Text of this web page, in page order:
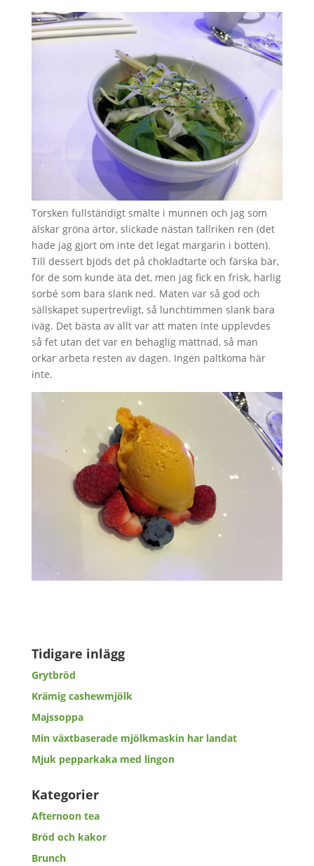
Torsken fullständigt smälte i munnen och jag som
älskar gröna ärtor, slickade nästan tallriken ren (det
hade jag gjort om inte det legat margarin i botten).
Till dessert bjöds det på chokladtarte och färska bär,
för de som kunde äta det, men jag fick en frisk, härlig
sorbé som bara slank ned. Maten var så god och
sällskapet supertrevligt, så lunchtimmen slank bara
iväg. Det bästa av allt var att maten inte upplevdes
så fet utan det var en behaglig mättnad, så man
orkar arbeta resten av dagen. Ingen paltkoma här
inte.
Tidigare inlägg
Grytbröd
Krämig cashewmjölk
Majssoppa
Min växtbaserade mjölkmaskin har landat
Mjuk pepparkaka med lingon
Kategorier
Afternoon tea
Bröd och kakor
Brunch